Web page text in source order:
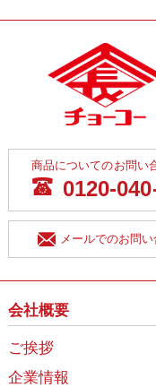
商品についてのお問い
0120-
メールでのお問
会社概要
ご挨拶
企業情報